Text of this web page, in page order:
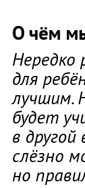
О чём
Нередко
для
лучшим.
будет
в
слёзно
но